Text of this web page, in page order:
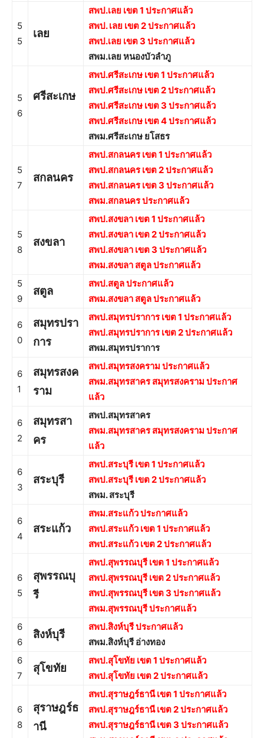
5
5
เลย
สพป.เลย เขต 1 ประกาศแล้ว
สพป. เลย เขต 2 ประกาศแล้ว
สพป.เลย เขต 3 ประกาศแล้ว
สพม.เลย หนองบัวลำภู
5
6
ศรีสะเกษ
สพป.ศรีสะเกษ เขต 1 ประกาศแล้ว
สพป.ศรีสะเกษ เขต 2 ประกาศแล้ว
สพป.ศรีสะเกษ เขต 3 ประกาศแล้ว
สพป.ศรีสะเกษ เขต 4 ประกาศแล้ว
สพม.ศรีสะเกษ ยโสธร
5
7
สกลนคร
สพป.สกลนคร เขต 1 ประกาศแล้ว
สพป.สกลนคร เขต 2 ประกาศแล้ว
สพป.สกลนคร เขต 3 ประกาศแล้ว
สพม.สกลนคร ประกาศแล้ว
5
8
สงขลา
สพป.สงขลา เขต 1 ประกาศแล้ว
สพป.สงขลา เขต 2 ประกาศแล้ว
สพป.สงขลา เขต 3 ประกาศแล้ว
สพม.สงขลา สตูล ประกาศแล้ว
5
9
สตูล
สพป.สตูล ประกาศแล้ว
สพม.สงขลา สตูล ประกาศแล้ว
6
0
สมุทรปรา
การ
สพป.สมุทรปราการ เขต 1 ประกาศแล้ว
สพป.สมุทรปราการ เขต 2 ประกาศแล้ว
สพม.สมุทรปราการ
6
1
สมุทรสงค
ราม
สพป.สมุทรสงคราม ประกาศแล้ว
สพม.สมุทรสาคร สมุทรสงคราม ประกาศ
แล้ว
6
2
สมุทรสา
คร
สพป.สมุทรสาคร
สพม.สมุทรสาคร สมุทรสงคราม ประกาศ
แล้ว
6
3
สระบุรี
สพป.สระบุรี เขต 1 ประกาศแล้ว
สพป.สระบุรี เขต 2 ประกาศแล้ว
สพม. สระบุรี
6
4
สระแก้ว
สพม.สระแก้ว ประกาศแล้ว
สพป.สระแก้ว เขต 1 ประกาศแล้ว
สพป.สระแก้ว เขต 2 ประกาศแล้ว
6
5
สุพรรณบุ
รี
สพป.สุพรรณบุรี เขต 1 ประกาศแล้ว
สพป.สุพรรณบุรี เขต 2 ประกาศแล้ว
สพป.สุพรรณบุรี เขต 3 ประกาศแล้ว
สพม.สุพรรณบุรี ประกาศแล้ว
6
6
สิงห์บุรี
สพป.สิงห์บุรี ประกาศแล้ว
สพม.สิงห์บุรี อ่างทอง
6
7
สุโขทัย
สพป.สุโขทัย เขต 1 ประกาศแล้ว
สพป.สุโขทัย เขต 2 ประกาศแล้ว
6
8
สุราษฎร์ธ
านี
สพป.สุราษฎร์ธานี เขต 1 ประกาศแล้ว
สพป.สุราษฎร์ธานี เขต 2 ประกาศแล้ว
สพป.สุราษฎร์ธานี เขต 3 ประกาศแล้ว